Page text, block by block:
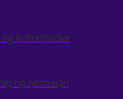
kulturstudier
og lysdesign